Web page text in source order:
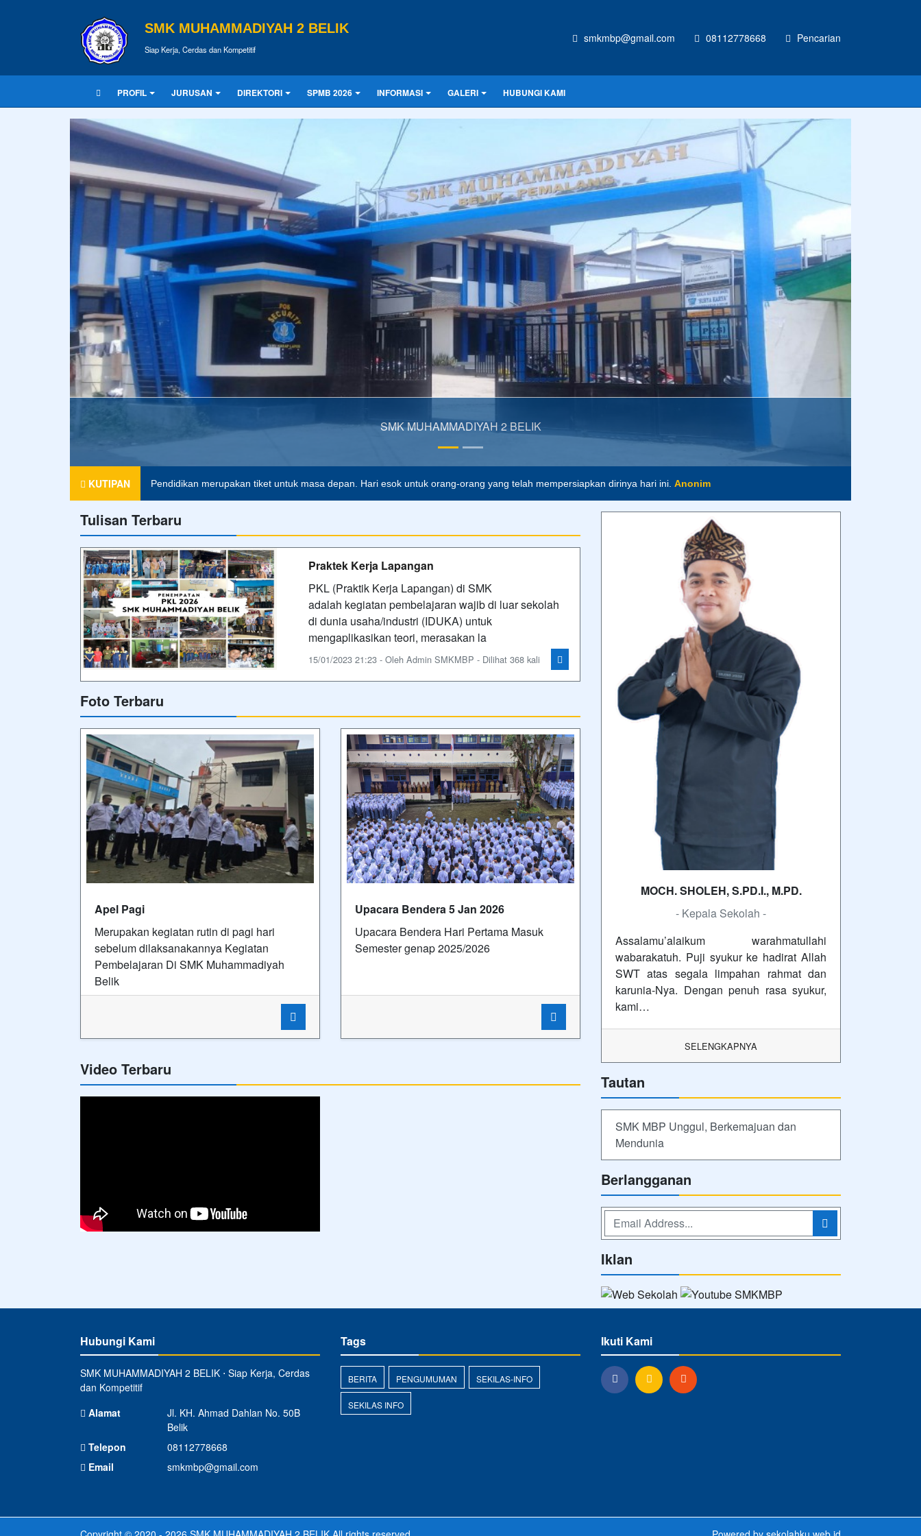
SMK MUHAMMADIYAH 2 BELIK
Siap Kerja, Cerdas dan Kompetitif
smkmbp@gmail.com 08112778668 Pencarian
PROFIL JURUSAN DIREKTORI SPMB 2026 INFORMASI GALERI HUBUNGI KAMICONTOH UKURAN
KUTIPAN Pendidikan merupakan tiket untuk masa depan. Hari esok untuk orang-orang yang telah mempersiapkan dirinya hari ini. Anonim
Tulisan Terbaru
Praktek Kerja Lapangan
PKL (Praktik Kerja Lapangan) di SMK
adalah kegiatan pembelajaran wajib di luar sekolah
di dunia usaha/industri (IDUKA) untuk
mengaplikasikan teori, merasakan la
15/01/2023 21:23 - Oleh Admin SMKMBP - Dilihat 368 kali
Foto Terbaru
Apel Pagi
Merupakan kegiatan rutin di pagi hari
sebelum dilaksanakannya Kegiatan
Pembelajaran Di SMK Muhammadiyah
Belik
Upacara Bendera 5 Jan 2026
Upacara Bendera Hari Pertama Masuk
Semester genap 2025/2026
Video Terbaru
MOCH. SHOLEH, S.PD.I., M.PD.
- Kepala Sekolah -
Assalamu’alaikum warahmatullahi
wabarakatuh. Puji syukur ke hadirat Allah
SWT atas segala limpahan rahmat dan
karunia-Nya. Dengan penuh rasa syukur,
kami…
SELENGKAPNYA
Tautan
SMK MBP Unggul, Berkemajuan dan
Mendunia
Berlangganan
Iklan
Hubungi Kami
SMK MUHAMMADIYAH 2 BELIK ⋅ Siap Kerja, Cerdas
dan Kompetitif
Alamat
Jl. KH. Ahmad Dahlan No. 50B
Belik
Telepon
08112778668
Email
smkmbp@gmail.com
Tags
BERITA PENGUMUMAN SEKILAS-INFO
SEKILAS INFO
Ikuti Kami